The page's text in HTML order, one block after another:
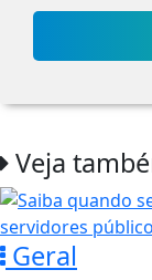
Veja
Geral